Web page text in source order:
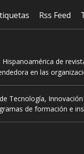
Rss Feed
Hispanoamérica de
en las
Tecnología,
de formación e